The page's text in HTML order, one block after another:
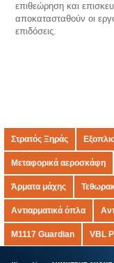
επιθεώρηση και
αποκατασταθούν οι
επιδόσεις.
Στρατός Ξηράς
Μεταφορικά αεροσκάφη
Άρματα μάχης
Αντιαρματικά όπλα
M1117 Guardian VBL